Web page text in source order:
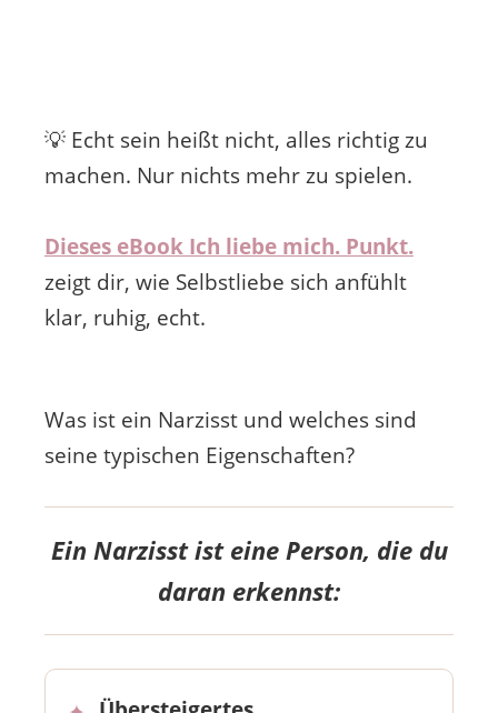
💡 Echt sein heißt nicht, alles richtig zu
machen. Nur nichts mehr zu spielen.
Dieses eBook Ich liebe mich. Punkt.
zeigt dir, wie Selbstliebe sich anfühlt
klar, ruhig, echt.
Was ist ein Narzisst und welches sind
seine typischen Eigenschaften?
Ein Narzisst ist eine Person, die du
daran erkennst: